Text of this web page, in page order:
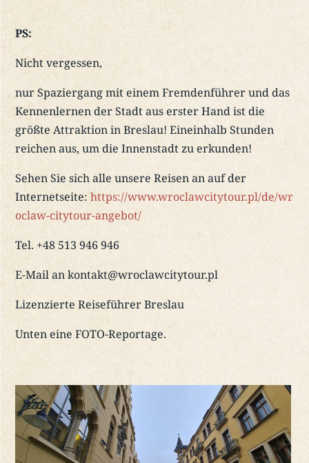
PS:
Nicht vergessen,
nur Spaziergang mit einem Fremdenführer und das
Kennenlernen der Stadt aus erster Hand ist die
größte Attraktion in Breslau! Eineinhalb Stunden
reichen aus, um die Innenstadt zu erkunden!
Sehen Sie sich alle unsere Reisen an auf der
Internetseite:https://www.wroclawcitytour.pl/de/wr
oclaw-citytour-angebot/
Tel. +48 513 946 946
E-Mail an kontakt@wroclawcitytour.pl
Lizenzierte Reiseführer Breslau
Unten eine FOTO-Reportage.